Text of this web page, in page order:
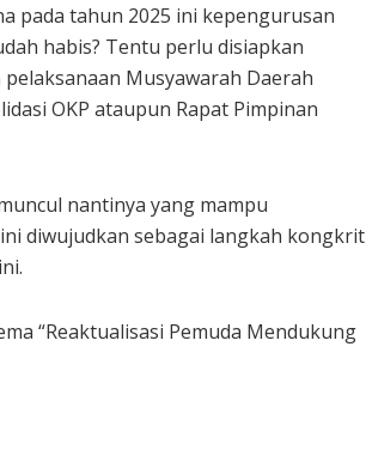
pada tahun 2025 ini kepengurusan
habis? Tentu perlu disiapkan
Musyawarah Daerah
OKP ataupun Rapat Pimpinan
nantinya yang mampu
diwujudkan sebagai langkah kongkrit
“Reaktualisasi Pemuda Mendukung